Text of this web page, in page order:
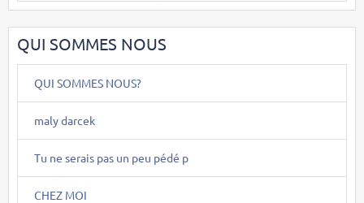
QUI SOMMES NOUS
QUI SOMMES NOUS?
maly darcek
Tu ne serais pas un peu pédé p
CHEZ MOI